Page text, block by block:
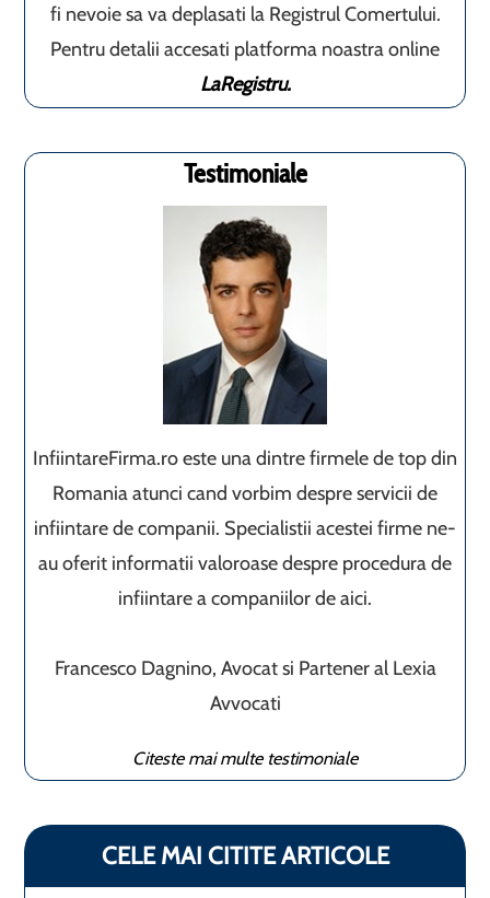
fi nevoie sa va deplasati la Registrul Comertului.
Pentru detalii accesati platforma noastra online
LaRegistru.
Testimoniale
InfiintareFirma.ro este una dintre firmele de top din
Romania atunci cand vorbim despre servicii de
infiintare de companii. Specialistii acestei firme ne-
au oferit informatii valoroase despre procedura de
infiintare a companiilor de aici.
Francesco Dagnino, Avocat si Partener al Lexia
Avvocati
Citeste mai multe testimoniale
CELE MAI CITITE ARTICOLE